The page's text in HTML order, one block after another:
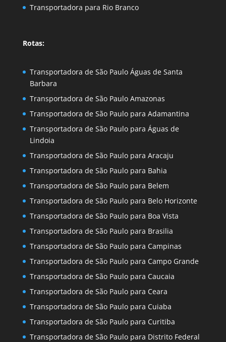
Transportadora para Rio Branco
Rotas:
Transportadora de São Paulo Águas de Santa
Barbara
Transportadora de São Paulo Amazonas
Transportadora de São Paulo para Adamantina
Transportadora de São Paulo para Águas de
Lindoia
Transportadora de São Paulo para Aracaju
Transportadora de São Paulo para Bahia
Transportadora de São Paulo para Belem
Transportadora de São Paulo para Belo Horizonte
Transportadora de São Paulo para Boa Vista
Transportadora de São Paulo para Brasilia
Transportadora de São Paulo para Campinas
Transportadora de São Paulo para Campo Grande
Transportadora de São Paulo para Caucaia
Transportadora de São Paulo para Ceara
Transportadora de São Paulo para Cuiaba
Transportadora de São Paulo para Curitiba
Transportadora de São Paulo para Distrito Federal